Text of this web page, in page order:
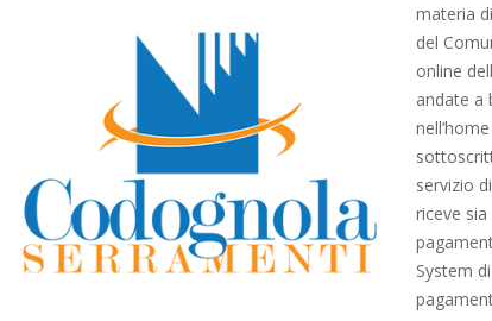
materia
del
online
andate a
servizio
riceve
System